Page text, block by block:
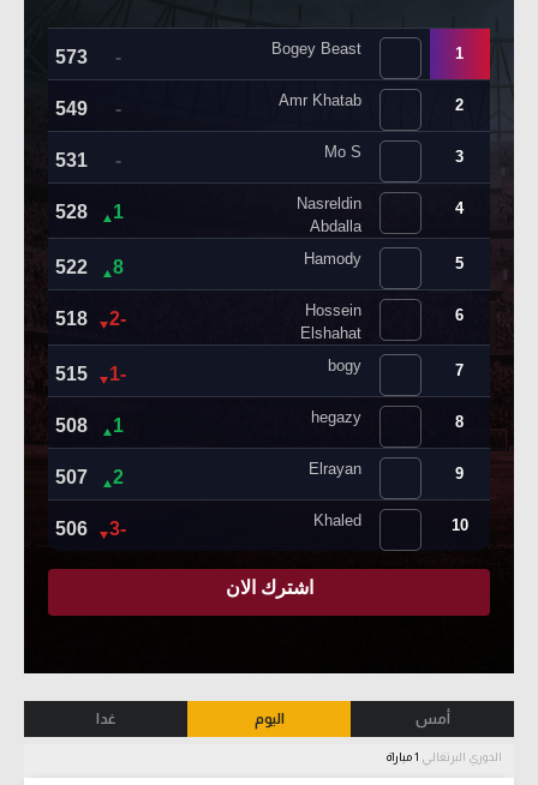
أمس اليوم غدا
الدوري البرتغالي